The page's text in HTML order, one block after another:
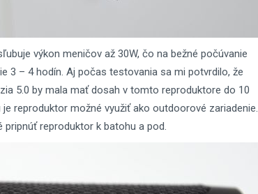
výkon meničov až 30W, čo na bežné počúvanie
3 – 4 hodín. Aj počas testovania sa mi potvrdilo, že
5.0 by mala mať dosah v tomto reproduktore do 10
reproduktor možné využiť ako outdoorové zariadenie.
reproduktor k batohu a pod.